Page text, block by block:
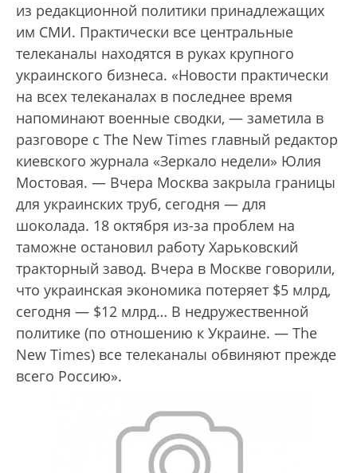
из редакционной политики принадлежащих
им СМИ. Практически все центральные
телеканалы находятся в руках крупного
украинского бизнеса. «Новости практически
на всех телеканалах в последнее время
напоминают военные сводки, — заметила в
разговоре с The New Times главный редактор
киевского журнала «Зеркало недели» Юлия
Мостовая. — Вчера Москва закрыла границы
для украинских труб, сегодня — для
шоколада. 18 октября из-за проблем на
таможне остановил работу Харьковский
тракторный завод. Вчера в Москве говорили,
что украинская экономика потеряет $5 млрд,
сегодня — $12 млрд… В недружественной
политике (по отношению к Украине. — The
New Times) все телеканалы обвиняют прежде
всего Россию».